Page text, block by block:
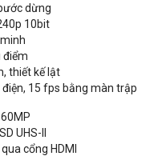
dừng
10bit
điểm
thiết kế lật
15 fps bằng màn trập
UHS-II
cổng HDMI